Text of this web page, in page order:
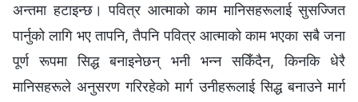
अन्तमा हटाइन्छ। पवित्र आत्माको काम मानिसहरूलाई सुसज्‍जित
पार्नुको लागि भए तापनि, तैपनि पवित्र आत्माको काम भएका सबै जना
पूर्ण रूपमा सिद्ध बनाइनेछन् भनी भन्‍न सकिँदैन, किनकि धेरै
मानिसहरूले अनुसरण गरिरहेको मार्ग उनीहरूलाई सिद्ध बनाउने मार्ग